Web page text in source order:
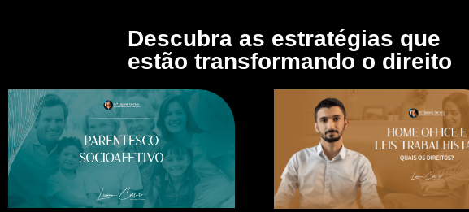
Descubra as estratégias que
estão transformando o direito